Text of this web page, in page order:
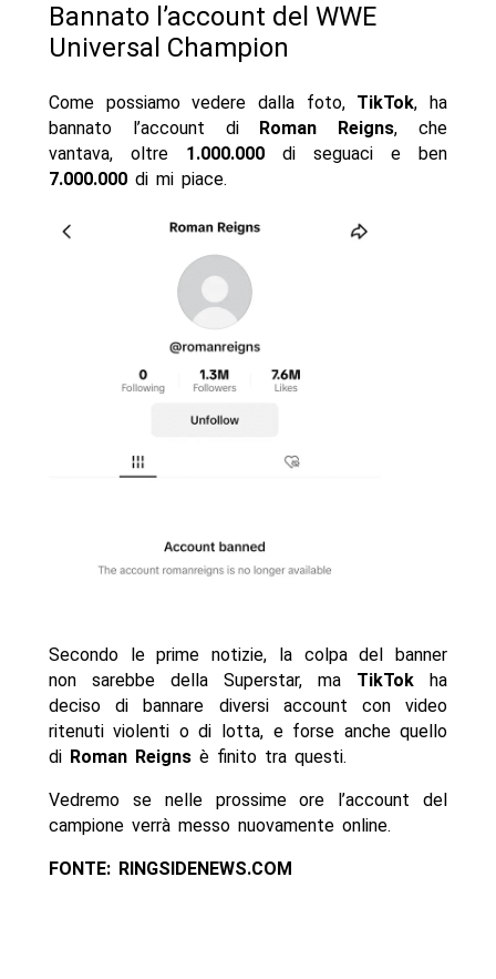
Bannato l’account del WWE
Universal Champion
Come possiamo vedere dalla foto, TikTok, ha
bannato l’account diRoman Reigns, che
vantava, oltre 1.000.000di seguaci e ben
7.000.000di mi piace.
Secondo le prime notizie, la colpa del banner
non sarebbe della Superstar, ma TikTok ha
deciso di bannare diversi account con video
ritenuti violenti o di lotta, e forse anche quello
di Roman Reignsè finito tra questi.
Vedremo se nelle prossime ore l’account del
campione verrà messo nuovamente online.
FONTE: RINGSIDENEWS.COM